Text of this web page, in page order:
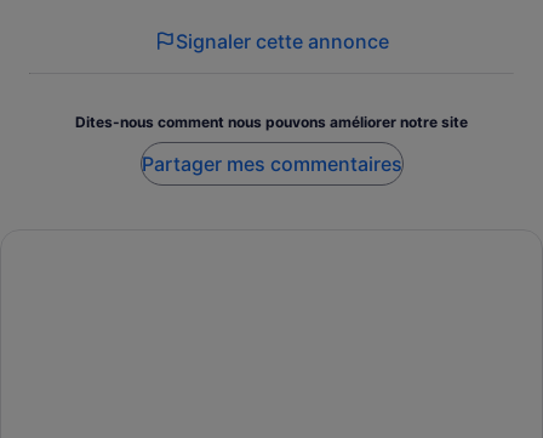
Signaler cette annonce
Dites-nous comment nous pouvons améliorer notre site
Partager mes commentaires